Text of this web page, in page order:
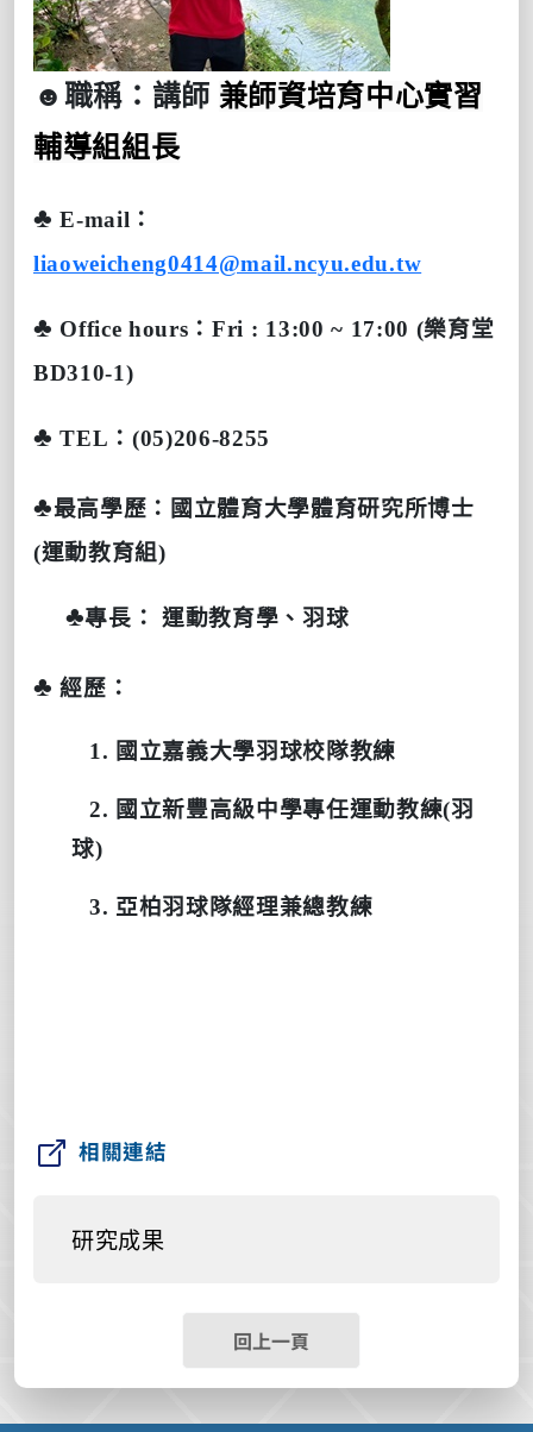
☻ 職稱：講師 兼師資培育中心實習
輔導組組長
♣ E-mail ：
liaoweicheng0414@mail.ncyu.edu.tw
♣ Office hours ：Fri : 13:00 ~ 17:00 (樂育堂
BD310-1)
♣ TEL ：(05)206-8255
♣最高學歷：國立體育大學體育研究所博士
(運動教育組)
♣專長： 運動教育學、羽球
♣ 經歷：
1. 國立嘉義大學羽球校隊教練
2. 國立新豐高級中學專任運動教練(羽
球)
3. 亞柏羽球隊經理兼總教練
相關連結
研究成果
回上一頁